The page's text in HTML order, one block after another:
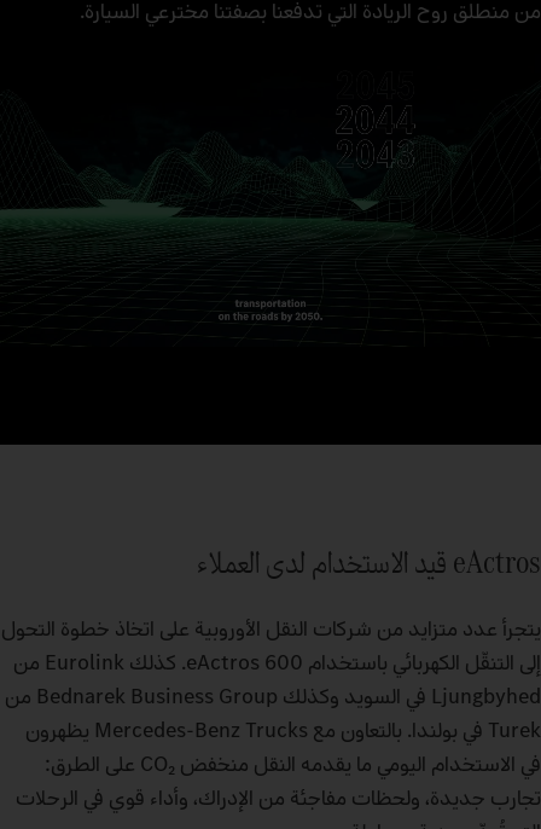
من منطلق روح الريادة التي تدفعنا بصفتنا مخترعي السيارة.
eActros قيد الاستخدام لدى العملاء
يتجرأ عدد متزايد من شركات النقل الأوروبية على اتخاذ خطوة التحول
إلى التنقّل الكهربائي باستخدام eActros 600. كذلك Eurolink من
Ljungbyhed في السويد وكذلك Bednarek Business Group من
Turek في بولندا. بالتعاون مع Mercedes‑Benz Trucks يظهرون
في الاستخدام اليومي ما يقدمه النقل منخفض CO₂ على الطرق:
تجارب جديدة، ولحظات مفاجئة من الإدراك، وأداء قوي في الرحلات